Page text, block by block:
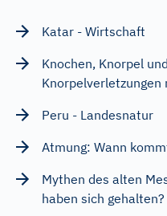
Katar - Wirtschaft
Knochen, Knorpel
Knorpelverletzungen
Peru - Landesnatur
Atmung: Wann
Mythen des alten
haben sich gehalten?